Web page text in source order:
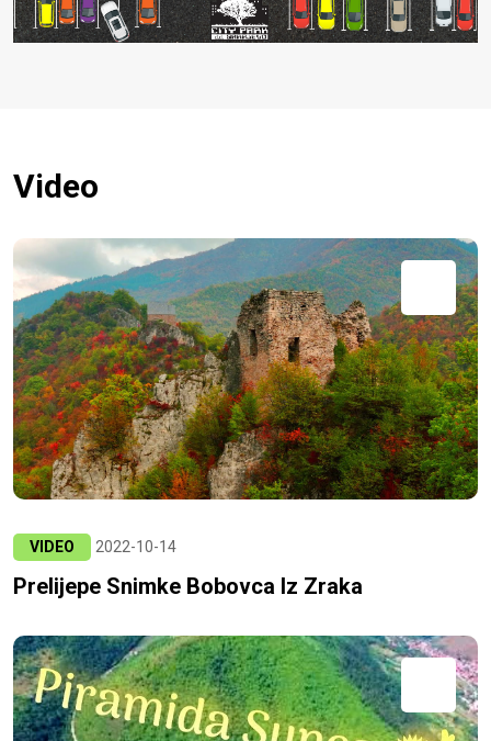
Video
VIDEO 2022-10-14
Prelijepe Snimke Bobovca Iz Zraka